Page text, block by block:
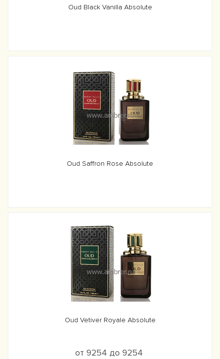
Oud Black Vanilla Absolute
Oud Saffron Rose Absolute
Oud Vetiver Royale Absolute
от 9254 до 9254